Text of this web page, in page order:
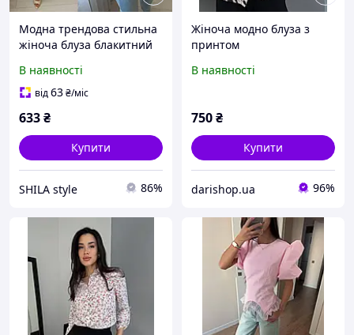
Модна трендова стильна
жіноча блуза блакитний
48 50-52
В наявності
від63₴/міс
633₴
Купити
SHILA style 86%
Жіноча модно блуза з
принтом
В наявності
750₴
Купити
darishop.ua 96%